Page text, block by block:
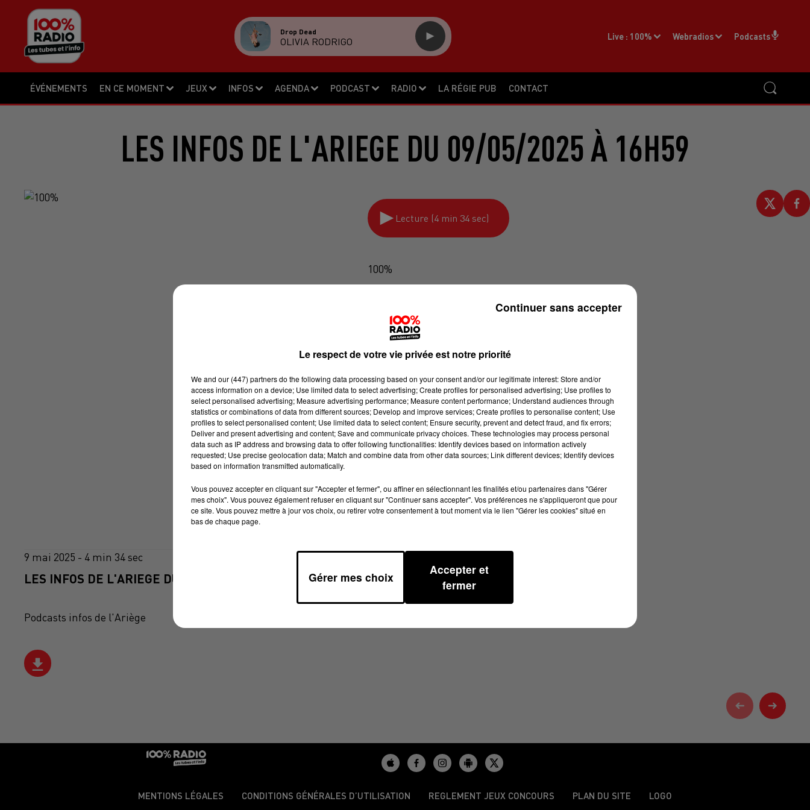
ÉVÉNEMENTS EN CE MOMENT JEUX INFOS AGENDA PODCAST RADIO LA RÉGIE PUB CONTACT
Live : 100% Webradios Podcasts
Drop Dead
OLIVIA RODRIGO
LES INFOS DE L'ARIEGE DU 09/05/2025 À 16H59
Lecture (4 min 34 sec)
100%
9 mai 2025 - 4 min 34 sec
LES INFOS DE L'ARIEGE DU 09/05/2025 À 16H59
Podcasts infos de l'Ariège
MENTIONS LÉGALES CONDITIONS GÉNÉRALES D’UTILISATION REGLEMENT JEUX CONCOURS PLAN DU SITE LOGO
Le respect de votre vie privée est notre priorité
We and our (447) partnersdo the following data processing based on your consent and/or our legitimate interest: Store and/or
access information on a device; Use limited data to select advertising; Create profiles for personalised advertising; Use profiles to
select personalised advertising; Measure advertising performance; Measure content performance; Understand audiences through
statistics or combinations of data from different sources; Develop and improve services; Create profiles to personalise content; Use
profiles to select personalised content; Use limited data to select content; Ensure security, prevent and detect fraud, and fix errors;
Deliver and present advertising and content; Save and communicate privacy choices. These technologies may process personal
data such as IP address and browsing data to offer following functionalities: Identify devices based on information actively
requested; Use precise geolocation data; Match and combine data from other data sources; Link different devices; Identify devices
based on information transmitted automatically.
Vous pouvez accepter en cliquant sur "Accepter et fermer", ou affiner en sélectionnant les finalités et/ou partenaires dans "Gérer
mes choix". Vous pouvez également refuser en cliquant sur "Continuer sans accepter". Vos préférences ne s'appliqueront que pour
ce site. Vous pouvez mettre à jour vos choix, ou retirer votre consentement à tout moment via le lien "Gérer les cookies" situé en
bas de chaque page.
Gérer mes choix
Accepter et
fermer
Continuer sans accepter